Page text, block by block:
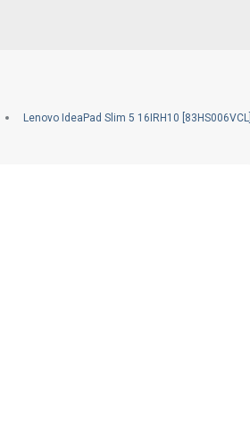
Lenovo IdeaPad Slim 5 16IRH10 [83HS006VCL]